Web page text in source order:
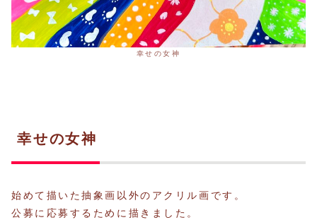
幸せの女神
幸せの女神
始めて描いた抽象画以外のアクリル画です。
公募に応募するために描きました。